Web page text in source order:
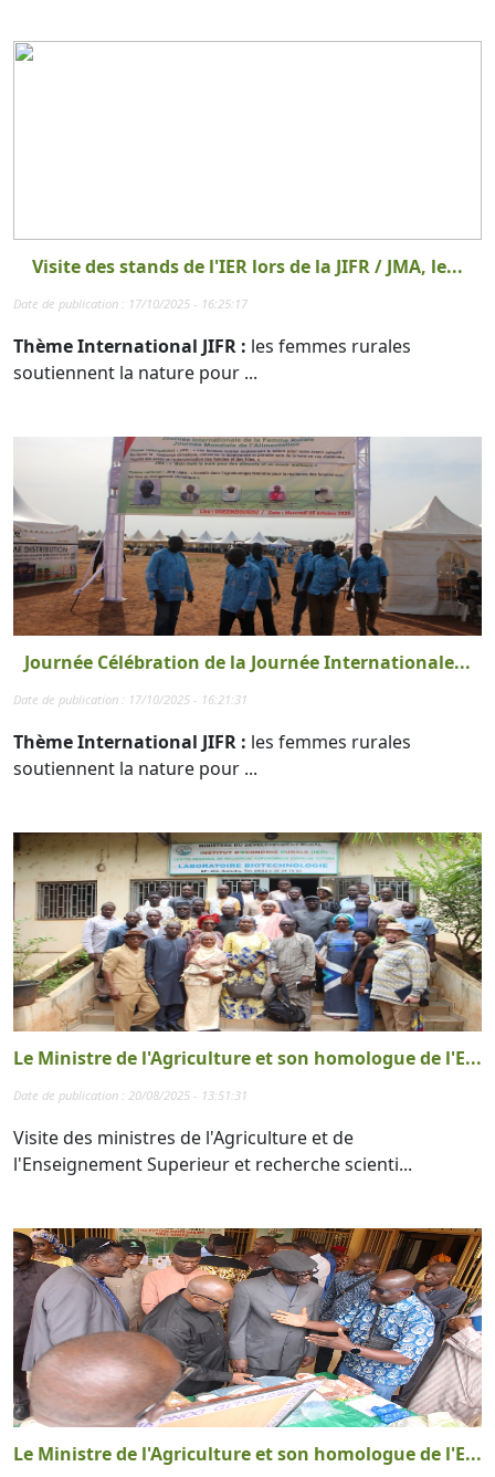
Visite des stands de l'IER lors de la JIFR / JMA, le...
Date de publication : 17/10/2025 - 16:25:17
Thème International JIFR : les femmes rurales
soutiennent la nature pour ...
Journée Célébration de la Journée Internationale...
Date de publication : 17/10/2025 - 16:21:31
Thème International JIFR : les femmes rurales
soutiennent la nature pour ...
Le Ministre de l'Agriculture et son homologue de l'E...
Date de publication : 20/08/2025 - 13:51:31
Visite des ministres de l'Agriculture et de
l'Enseignement Superieur et recherche scienti...
Le Ministre de l'Agriculture et son homologue de l'E...